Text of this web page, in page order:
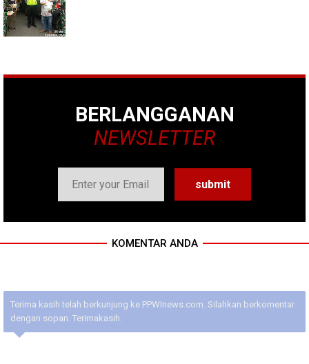
BERLANGGANAN
NEWSLETTER
KOMENTAR ANDA
Terima kasih telah berkunjung ke PPWInews.com. Silahkan berkomentar
dengan sopan. Terimakasih.